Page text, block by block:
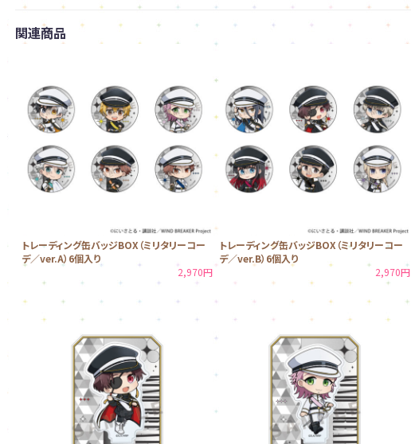
関連商品
トレーディング缶バッジBOX（ミリタリーコー
デ／ver.A）6個入り
2,970円
トレーディング缶バッジBOX（ミリタリーコー
デ／ver.B）6個入り
2,970円